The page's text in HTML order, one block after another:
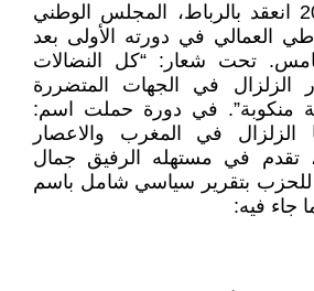
بتاريخ 17 شتنبر 2023 انعقد بالرباط، المجلس الوطني
العمالي في دورته الأولى بعد
تحت شعار: “كل النضالات
الزلزال في الجهات المتضررة
منكوبة”. في دورة حملت اسم:
الزلزال في المغرب والاعصار
تقدم في مستهله الرفيق جمال
للحزب بتقرير سياسي شامل باسم
جاء فيه: